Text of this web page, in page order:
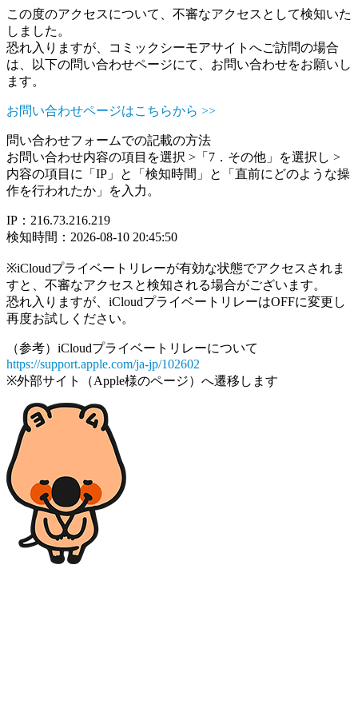
この度のアクセスについて、不審なアクセスとして検知いた
しました。
恐れ入りますが、コミックシーモアサイトへご訪問の場合
は、以下の問い合わせページにて、お問い合わせをお願いし
ます。
お問い合わせページはこちらから >>
問い合わせフォームでの記載の方法
お問い合わせ内容の項目を選択 >「7．その他」を選択し >
内容の項目に「IP」と「検知時間」と「直前にどのような操
作を行われたか」を入力。
IP：216.73.216.219
検知時間：2026-08-10 20:45:50
※iCloudプライベートリレーが有効な状態でアクセスされま
すと、不審なアクセスと検知される場合がございます。
恐れ入りますが、iCloudプライベートリレーはOFFに変更し
再度お試しください。
（参考）iCloudプライベートリレーについて
https://support.apple.com/ja-jp/102602
※外部サイト（Apple様のページ）へ遷移します